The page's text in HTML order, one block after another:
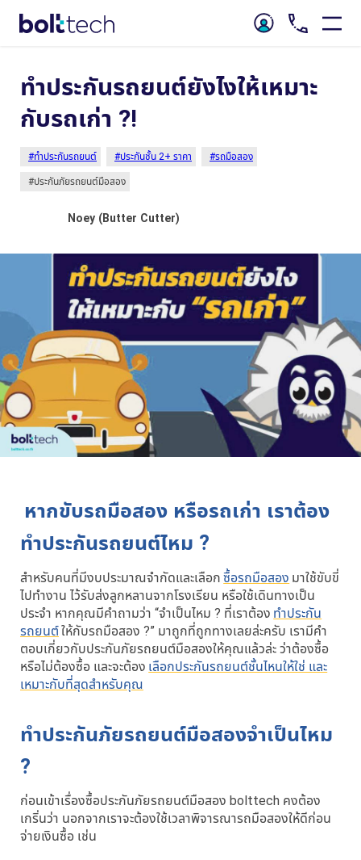
ทำประกันรถยนต์ยังไงให้เหมาะ
กับรถเก่า ?!
#ทำประกันรถยนต์ #ประกันชั้น 2+ ราคา
#รถมือสอง
#ประกันภัยรถยนต์มือสอง
หากขับรถมือสอง หรือรถเก่า เราต้อง
ทำประกันรถยนต์ไหม ?
สำหรับคนที่มีงบประมาณจำกัดและเลือกซื้อรถมือสอง มาใช้ขับขี่
ไปทำงาน ไว้รับส่งลูกหลานจากโรงเรียน หรือใช้เดินทางเป็น
ประจำ หากคุณมีคำถามว่า “จำเป็นไหม ? ที่เราต้อง ทำประกัน
รถยนต์ให้กับรถมือสอง ?” มาถูกที่ถูกทางเลยล่ะครับ เรามีคำ
ตอบเกี่ยวกับประกันภัยรถยนต์มือสองให้คุณแล้วล่ะ ว่าต้องซื้อ
หรือไม่ต้องซื้อ และจะต้อง เลือกประกันรถยนต์ชั้นไหนให้ใช่ และ
เหมาะกับที่สุดสำหรับคุณ
ทำประกันภัยรถยนต์มือสองจำเป็นไหม
?
ก่อนเข้าเรื่องซื้อประกันภัยรถยนต์มือสอง bolttech คงต้อง
เกริ่นว่า นอกจากเราจะต้องใช้เวลาพิจารณารถมือสองให้ดีก่อน
จ่ายเงินซื้อ เช่น